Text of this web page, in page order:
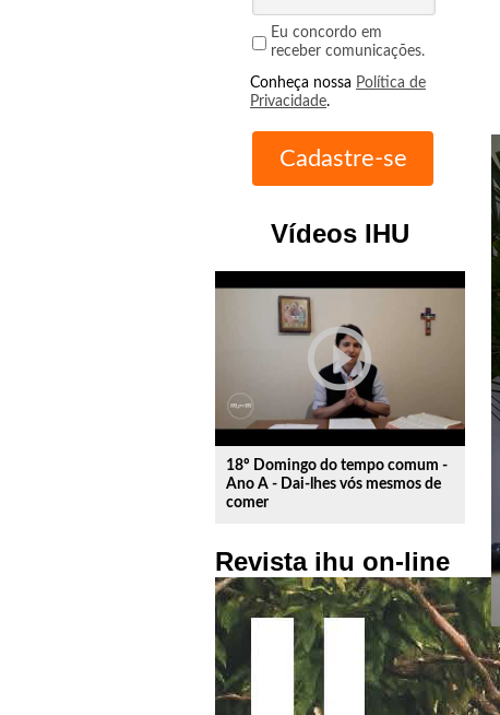
Eu concordo em
receber comunicações.
Conheça nossa Política de
Privacidade.
Vídeos IHU
play_circle_outline
18º Domingo do tempo comum -
Ano A - Dai-lhes vós mesmos de
comer
Revista ihu on-line